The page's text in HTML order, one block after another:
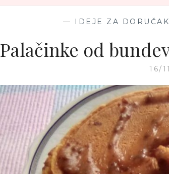
— IDEJE ZA DORUČAK
Palačinke od
16/